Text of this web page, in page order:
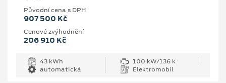
Původní cena s DPH
907 500 Kč
Cenové zvýhodnění
206 910 Kč
43 kWh
100 kW/136 k
automatická
Elektromobil